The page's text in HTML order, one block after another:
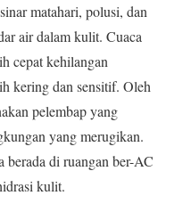
matahari, polusi, dan
air dalam kulit. Cuaca
cepat kehilangan
kering dan sensitif. Oleh
pelembap yang
yang merugikan.
di ruangan ber-AC
kulit.